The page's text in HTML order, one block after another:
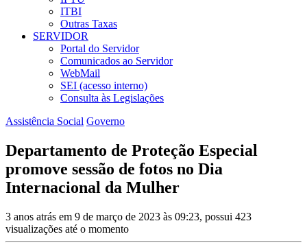
ITBI
Outras Taxas
SERVIDOR
Portal do Servidor
Comunicados ao Servidor
WebMail
SEI (acesso interno)
Consulta às Legislações
Assistência Social Governo
Departamento de Proteção Especial
promove sessão de fotos no Dia
Internacional da Mulher
3 anos atrás em 9 de março de 2023 às 09:23, possui 423
visualizações até o momento